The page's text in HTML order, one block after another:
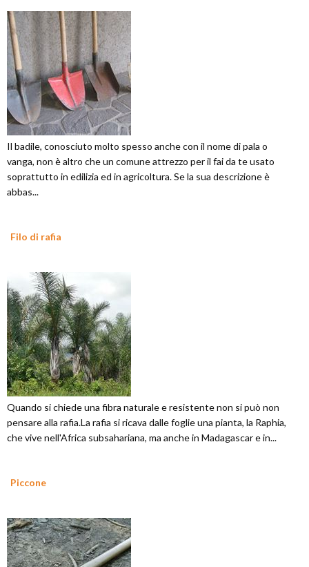
Il badile, conosciuto molto spesso anche con il nome di pala o
vanga, non è altro che un comune attrezzo per il fai da te usato
soprattutto in edilizia ed in agricoltura. Se la sua descrizione è
abbas...
Filo di rafia
Quando si chiede una fibra naturale e resistente non si può non
pensare alla rafia.La rafia si ricava dalle foglie una pianta, la Raphia,
che vive nell'Africa subsahariana, ma anche in Madagascar e in...
Piccone